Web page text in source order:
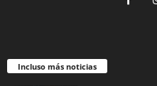
Incluso más noticias